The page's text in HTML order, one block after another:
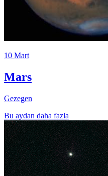
10 Mart
Mars
Gezegen
Bu aydan daha fazla